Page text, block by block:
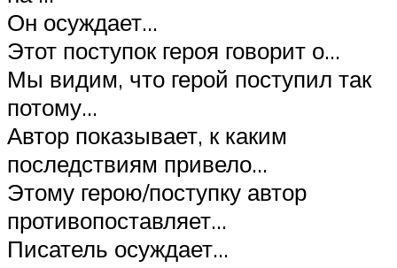
Он осуждает…
Этот поступок героя говорит о…
Мы видим, что герой поступил так
потому…
Автор показывает, к каким
последствиям привело…
Этому герою/поступку автор
противопоставляет…
Писатель осуждает…